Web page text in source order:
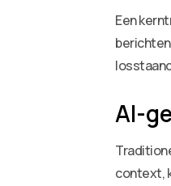
Een
AI-
context,